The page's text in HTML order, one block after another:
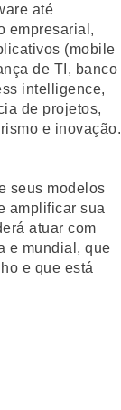
até
empresarial,
(mobile
de TI, banco
intelligence,
de projetos,
e inovação.
seus modelos
amplificar sua
atuar com
e mundial, que
e que está